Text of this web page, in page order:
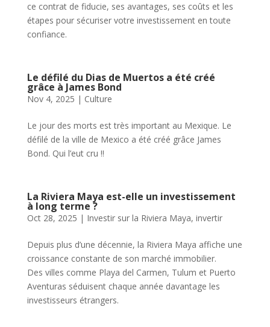
ce contrat de fiducie, ses avantages, ses coûts et les
étapes pour sécuriser votre investissement en toute
confiance.
Le défilé du Dias de Muertos a été créé
grâce à James Bond
Nov 4, 2025 | Culture
Le jour des morts est très important au Mexique. Le
défilé de la ville de Mexico a été créé grâce James
Bond. Qui l’eut cru !!
La Riviera Maya est-elle un investissement
à long terme ?
Oct 28, 2025 | Investir sur la Riviera Maya, invertir
Depuis plus d’une décennie, la Riviera Maya affiche une
croissance constante de son marché immobilier.
Des villes comme Playa del Carmen, Tulum et Puerto
Aventuras séduisent chaque année davantage les
investisseurs étrangers.